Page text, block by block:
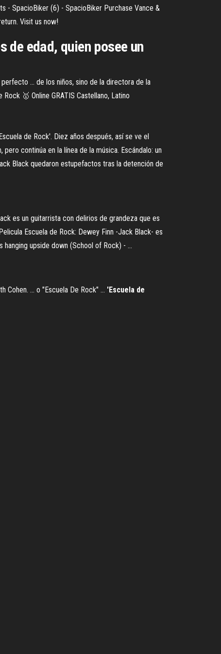
- SpacioBiker (6) - SpacioBiker Purchase Vance &
Visit us now!
de edad, quien posee un
... de los niños, sino de la directora de la
🥇 Online GRATIS Castellano, Latino
de Rock'. Diez años después, así se ve el
continúa en la línea de la música. Escándalo: un
Black quedaron estupefactos tras la detención de
es un guitarrista con delirios de grandeza que es
Escuela de Rock: Dewey Finn -Jack Black- es
hanging upside down (School of Rock) - …
... o "Escuela De Rock" ... 'Escuela de